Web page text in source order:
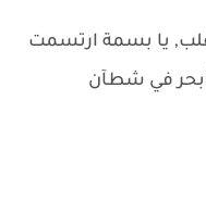
يا بسمة ارتسمت
في شطآن